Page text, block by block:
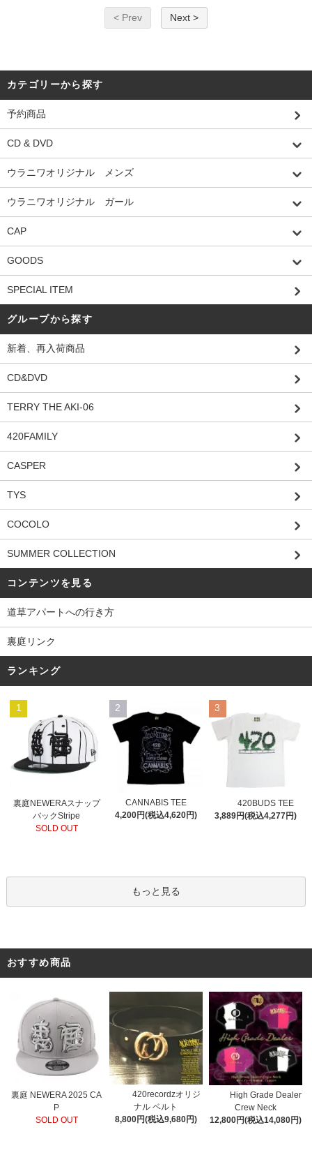
< Prev Next >
カテゴリーから探す
予約商品
CD & DVD
ウラニワオリジナル メンズ
ウラニワオリジナル ガール
CAP
GOODS
SPECIAL ITEM
グループから探す
新着、再入荷商品
CD&DVD
TERRY THE AKI-06
420FAMILY
CASPER
TYS
COCOLO
SUMMER COLLECTION
コンテンツを見る
道草アパートへの行き方
裏庭リンク
ランキング
1
裏庭NEWERAスナップ
バックStripe
SOLD OUT
2
CANNABIS TEE
4,200円(税込4,620円)
3
420BUDS TEE
3,889円(税込4,277円)
もっと見る
おすすめ商品
裏庭 NEWERA 2025 CA
P
SOLD OUT
420recordzオリジ
ナル ベルト
8,800円(税込9,680円)
High Grade Dealer
Crew Neck
12,800円(税込14,080円)